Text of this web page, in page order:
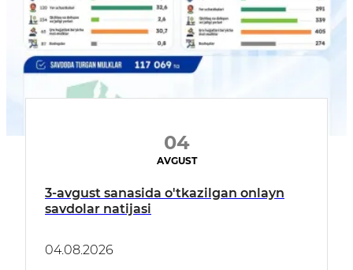
04
AVGUST
3-avgust sanasida o'tkazilgan onlayn
savdolar natijasi
04.08.2026